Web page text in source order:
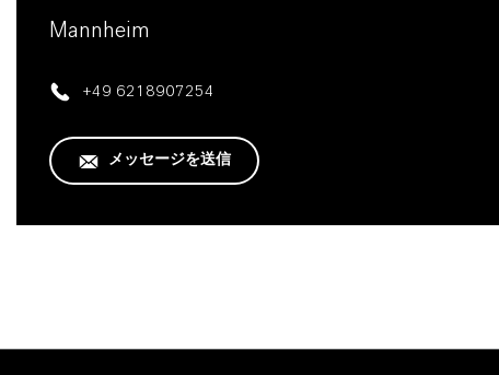
Mannheim
+49 6218907254
メッセージを送信